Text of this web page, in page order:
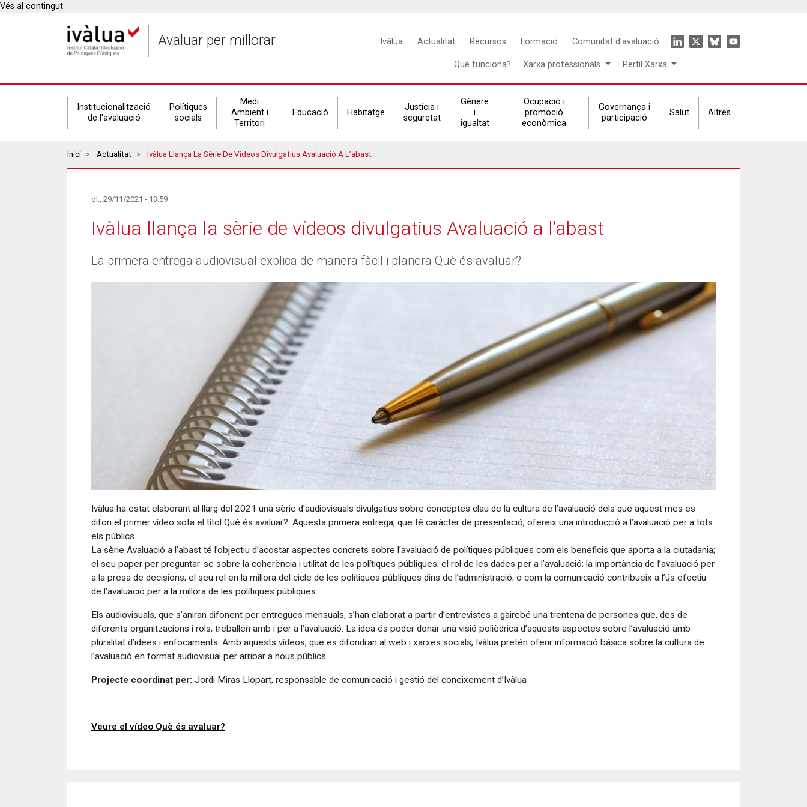
Vés al contingut
Avaluar per millorar
Main
navigation
Ivàlua Actualitat Recursos Formació Comunitat d'avaluació
Icon
menu
Què funciona? Xarxa professionals Perfil Xarxa
Secondary
navigation
Institucionalització
de l'avaluació
Polítiques
socials
Medi
Ambient i
Territori
Educació Habitatge
Justícia i
seguretat
Gènere
i
igualtat
Ocupació i
promoció
econòmica
Governança i
participació
Salut Altres
Breadcrumbs
Inici Actualitat Ivàlua Llança La Sèrie De Vídeos Divulgatius Avaluació A L’abast
dl., 29/11/2021 - 13:59
Ivàlua llança la sèrie de vídeos divulgatius Avaluació a l’abast
La primera entrega audiovisual explica de manera fàcil i planera Què és avaluar?
Ivàlua ha estat elaborant al llarg del 2021 una sèrie d'audiovisuals divulgatius sobre conceptes clau de la cultura de l’avaluació dels que aquest mes es
difon el primer vídeo sota el títol Què és avaluar?. Aquesta primera entrega, que té caràcter de presentació, ofereix una introducció a l’avaluació per a tots
els públics.
La sèrie Avaluació a l’abast té l’objectiu d’acostar aspectes concrets sobre l’avaluació de polítiques públiques com els beneficis que aporta a la ciutadania;
el seu paper per preguntar-se sobre la coherència i utilitat de les polítiques públiques; el rol de les dades per a l’avaluació; la importància de l’avaluació per
a la presa de decisions; el seu rol en la millora del cicle de les polítiques públiques dins de l’administració; o com la comunicació contribueix a l’ús efectiu
de l’avaluació per a la millora de les polítiques públiques.
Els audiovisuals, que s’aniran difonent per entregues mensuals, s’han elaborat a partir d’entrevistes a gairebé una trentena de persones que, des de
diferents organitzacions i rols, treballen amb i per a l’avaluació. La idea és poder donar una visió polièdrica d’aquests aspectes sobre l’avaluació amb
pluralitat d’idees i enfocaments. Amb aquests vídeos, que es difondran al web i xarxes socials, Ivàlua pretén oferir informació bàsica sobre la cultura de
l’avaluació en format audiovisual per arribar a nous públics.
Projecte coordinat per: Jordi Miras Llopart, responsable de comunicació i gestió del coneixement d’Ivàlua
Veure el vídeo Què és avaluar?